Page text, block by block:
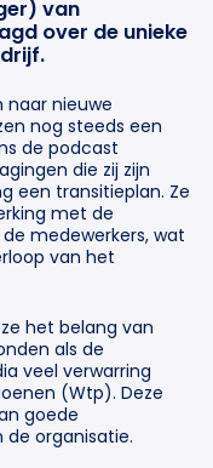
van
over de unieke
naar nieuwe
nog steeds een
de podcast
die zij zijn
een transitieplan. Ze
met de
medewerkers, wat
van het
het belang van
als de
veel verwarring
(Wtp). Deze
goede
de organisatie.